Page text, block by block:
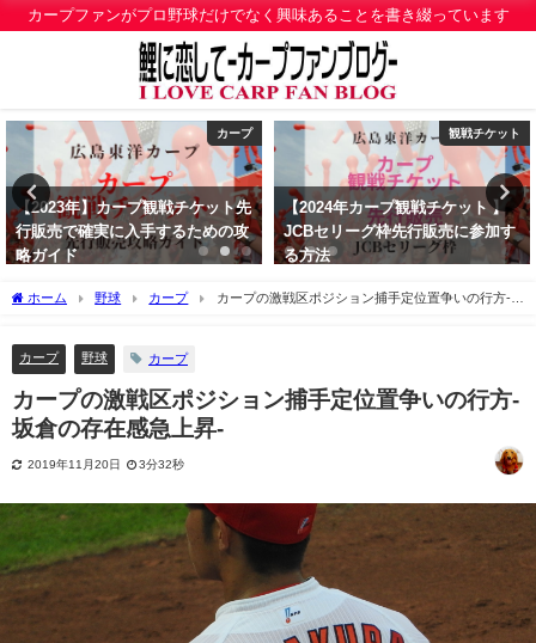
カープファンがプロ野球だけでなく興味あることを書き綴っています
観戦チケット
【2024年カープ観戦チケット 】
JCBセリーグ枠先行販売に参加す
る方法
わんこ
【わんこ飼い主さん必見】わんこ
散歩うんち処理袋 おすすめベス
ト3
ホーム 野球 カープ
カープの激戦区ポジション捕手定位置争いの行方-坂
カープ 野球 カープ
カープの激戦区ポジション捕手定位置争いの行方-
坂倉の存在感急上昇-
2019年11月20日 3分32秒